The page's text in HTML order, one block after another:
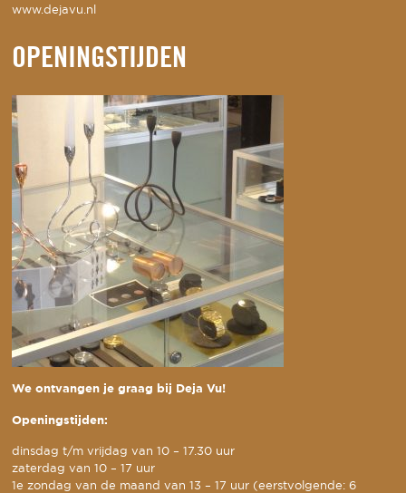
www.dejavu.nl
OPENINGSTIJDEN
We ontvangen je graag bij Deja Vu!
Openingstijden:
dinsdag t/m vrijdag van 10 – 17.30 uur
zaterdag van 10 – 17 uur
1e zondag van de maand van 13 – 17 uur (eerstvolgende: 6